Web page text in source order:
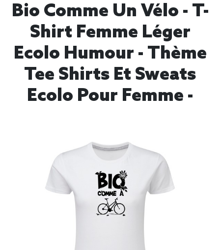
Bio Comme Un Vélo - T-
Shirt Femme Léger
Ecolo Humour - Thème
Tee Shirts Et Sweats
Ecolo Pour Femme -